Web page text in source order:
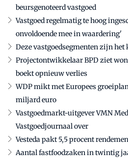
beursgenoteerd vastgoed
Vastgoed regelmatig te hoog
onvoldoende mee in waardering'
Deze vastgoedsegmenten zijn
Projectontwikkelaar BPD ziet
boekt opnieuw verlies
WDP mikt met Europees
miljard euro
Vastgoedmarkt-uitgever VMN
Vastgoedjournaal over
Vesteda pakt 5,5 procent
Aantal fastfoodzaken in twintig